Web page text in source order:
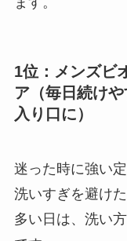
1位：メンズビ
ア（毎日続け
入り口に）
迷った時に強い
洗いすぎを避け
多い日は、洗い